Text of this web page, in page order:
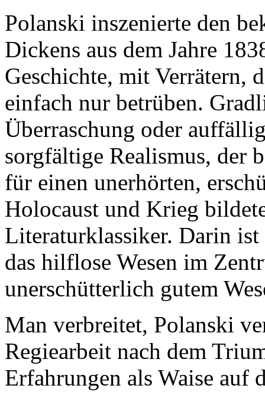
Polanski inszenierte den
Dickens aus dem Jahre
Geschichte, mit Verrätern,
einfach nur betrüben.
Überraschung oder
sorgfältige Realismus, der
für einen unerhörten,
Holocaust und Krieg
Literaturklassiker. Darin
das hilflose Wesen im
unerschütterlich gutem
Man verbreitet, Polanski
Regiearbeit nach dem
Erfahrungen als Waise auf